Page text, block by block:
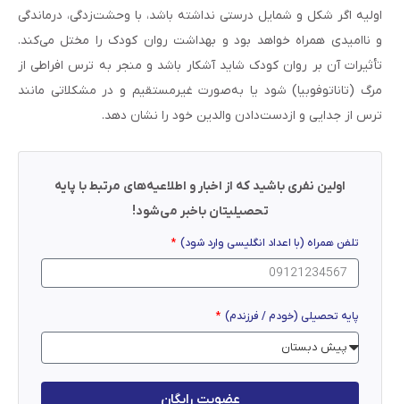
اولیه اگر شکل و شمایل درستی نداشته باشد، با وحشت‌زدگی، درماندگی
و ناامیدی همراه خواهد بود و بهداشت روان کودک را مختل می‌کند.
تأثیرات آن بر روان کودک شاید آشکار باشد و منجر به ترس افراطی از
مرگ (تاناتوفوبیا) شود یا به‌صورت غیرمستقیم و در مشکلاتی مانند
ترس از جدایی و ازدست‌دادن والدین خود را نشان دهد.
اولین نفری باشید که از اخبار و اطلاعیه‌های مرتبط با پایه
تحصیلیتان باخبر می‌شود!
تلفن همراه (با اعداد انگلیسی وارد شود)
پایه تحصیلی (خودم / فرزندم)
عضویت رایگان